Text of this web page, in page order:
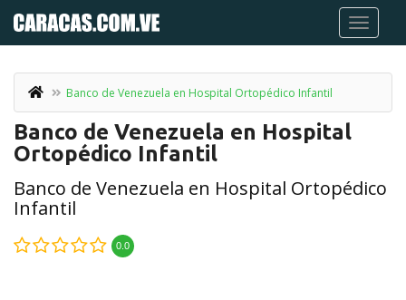
Banco de Venezuela en Hospital Ortopédico Infantil
Banco de Venezuela en Hospital
Ortopédico Infantil
Banco de Venezuela en Hospital Ortopédico
Infantil
0.0